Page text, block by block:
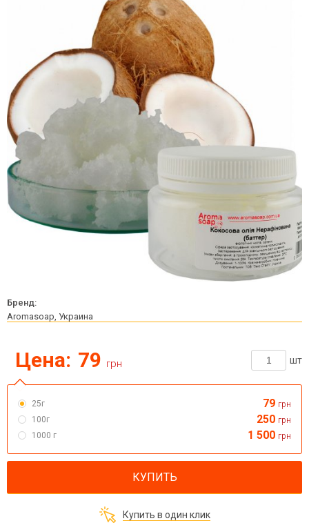
Бренд:
Aromasoap, Украина
Цена: 79 грн шт
25г 79 грн
100г
250 грн
1000 г
1 500 грн
КУПИТЬ
Купить в один клик